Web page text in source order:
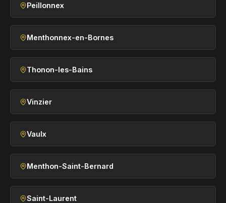
Peillonnex
Menthonnex-en-Bornes
Thonon-les-Bains
Vinzier
Vaulx
Menthon-Saint-Bernard
Saint-Laurent